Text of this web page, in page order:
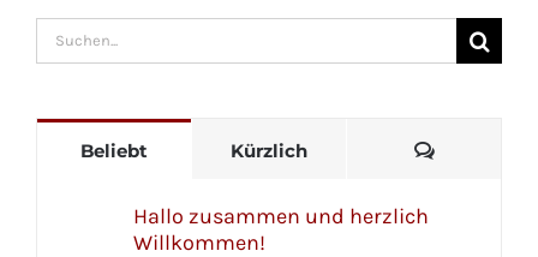
Suche
Beliebt Kürzlich
Hallo zusammen und herzlich
Willkommen!